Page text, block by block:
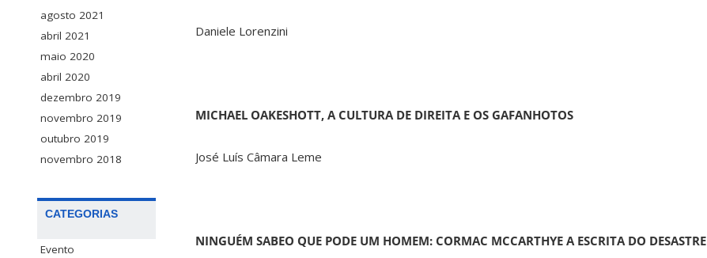
agosto 2021
abril 2021
maio 2020
abril 2020
dezembro 2019
novembro 2019
outubro 2019
novembro 2018
CATEGORIAS
Evento
Daniele Lorenzini
MICHAEL OAKESHOTT, A CULTURA DE DIREITA E OS GAFANHOTOS
José Luís Câmara Leme
NINGUÉM SABEO QUE PODE UM HOMEM: CORMAC MCCARTHYE A ESCRITA DO DESASTRE